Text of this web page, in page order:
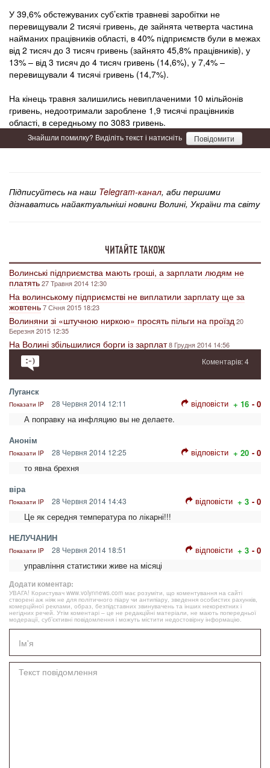
У 39,6% обстежуваних суб’єктів травневі заробітки не
перевищували 2 тисячі гривень, де зайнята четверта частина
найманих працівників області, в 40% підприємств були в межах
від 2 тисяч до 3 тисяч гривень (зайнято 45,8% працівників), у
13% – від 3 тисяч до 4 тисяч гривень (14,6%), у 7,4% –
перевищували 4 тисячі гривень (14,7%).
На кінець травня залишились невиплаченими 10 мільйонів
гривень, недоотримали зароблене 1,9 тисячі працівників
області, в середньому по 3083 гривень.
Знайшли помилку? Виділіть текст і натисніть Повідомити
Підписуйтесь на наш Telegram-канал, аби першими
дізнаватись найактуальніші новини Волині, України та світу
ЧИТАЙТЕ ТАКОЖ
Волинські підприємства мають гроші, а зарплати людям не
платять27 Травня 2014 12:30
На волинському підприємстві не виплатили зарплату ще за
жовтень7 Січня 2015 18:23
Волиняни зі «штучною ниркою» просять пільги на проїзд20
Березня 2015 12:35
На Волині збільшилися борги із зарплат8 Грудня 2014 14:56
Коментарів: 4
Луганск
Показати IP 28 Червня 2014 12:11 відповісти + 16 - 0
А поправку на инфляцию вы не делаете.
Анонім
Показати IP 28 Червня 2014 12:25 відповісти + 20 - 0
то явна брехня
віра
Показати IP 28 Червня 2014 14:43 відповісти + 3 - 0
Це як середня температура по лікарні!!!
НЕЛУЧАНИН
Показати IP 28 Червня 2014 18:51 відповісти + 3 - 0
управління статистики живе на місяці
Додати коментар:
УВАГА! Користувач www.volynnews.com має розуміти, що коментування на сайті
створені аж ніяк не для політичного піару чи антипіару, зведення особистих рахунків,
комерційної реклами, образ, безпідставних звинувачень та інших некоректних і
негідних речей. Утім коментарі – це не редакційні матеріали, не мають попередньої
модерації, суб’єктивні повідомлення і можуть містити недостовірну інформацію.